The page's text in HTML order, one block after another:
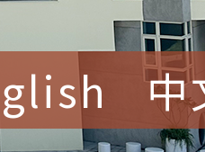
中
加桃園市中